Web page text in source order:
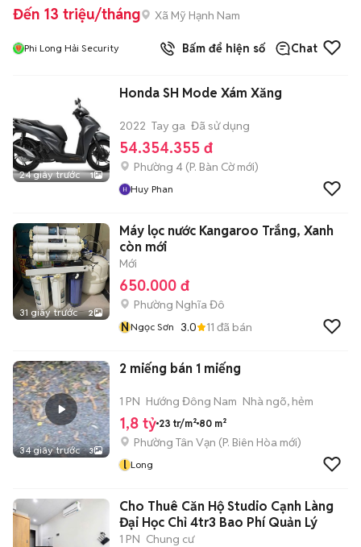
Đến 13 triệu/tháng Xã Mỹ Hạnh Nam
Phi Long Hải Security Bấm để hiện số Chat
24 giây trước 1
Honda SH Mode Xám Xăng
2022 Tay ga Đã sử dụng
54.354.355 đ
Phường 4 (P. Bàn Cờmới)
Huy Phan
31 giây trước 2
Máy lọc nước Kangaroo Trắng, Xanh
còn mới
Mới
650.000 đ
Phường Nghĩa Đô
NNgọc Sơn 3.0 11 đã bán
34 giây trước 3
2 miếng bán 1 miếng
1 PN Hướng Đông Nam Nhà ngõ, hẻm
1,8 tỷ 23 tr/m² 80 m²
Phường Tân Vạn (P. Biên Hòa mới)
l Long
Cho Thuê Căn Hộ Studio Cạnh Làng
Đại Học Chỉ 4tr3 Bao Phí Quản Lý
1 PN Chung cư